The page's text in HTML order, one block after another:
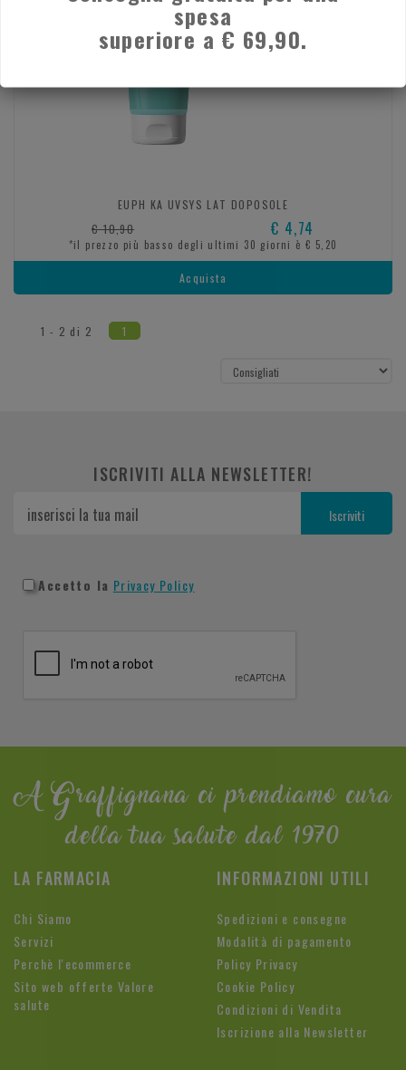
EUPH KA UVSYS LAT DOPOSOLE
€ 10,90 € 4,74
*il prezzo più basso degli ultimi 30 giorni è € 5,20
Acquista
1 - 2 di 2 1
spesa
superiore a € 69,90.
ISCRIVITI ALLA NEWSLETTER!
Accetto la Privacy Policy
A Graffignana ci prendiamo cura
della tua salute dal 1970
LA FARMACIA
Chi Siamo
Servizi
Perchè l'ecommerce
Sito web offerte Valore
salute
INFORMAZIONI UTILI
Spedizioni e consegne
Modalità di pagamento
Policy Privacy
Cookie Policy
Condizioni di Vendita
Iscrizione alla Newsletter